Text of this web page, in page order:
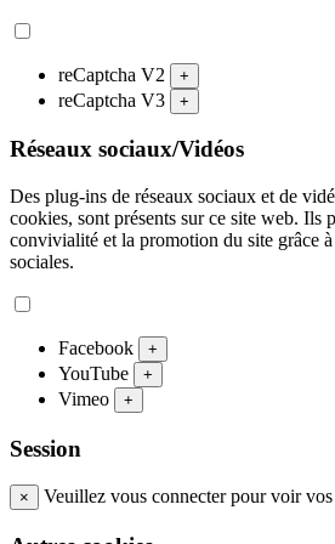
reCaptcha V2 +
reCaptcha V3 +
Réseaux sociaux/Vidéos
Des plug-ins de réseaux sociaux et de
cookies, sont présents sur ce site web. Ils
convivialité et la promotion du site grâce
sociales.
Facebook +
YouTube +
Vimeo +
Session
× Veuillez vous connecter pour voir